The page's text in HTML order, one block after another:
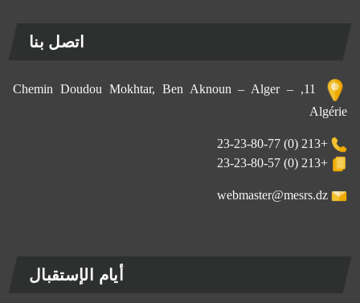
اتصل بنا
11, Chemin Doudou Mokhtar, Ben Aknoun – Alger –
Algérie
+213 (0) 23-23-80-77
+213 (0) 23-23-80-57
webmaster@mesrs.dz
أيام الإستقبال